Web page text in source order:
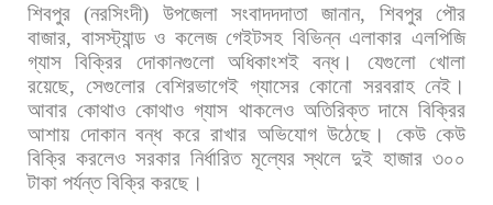
শিবপুর (নরসিংদী) উপজেলা সংবাদদদাতা জানান, শিবপুর পৌর
বাজার, বাসস্ট্যান্ড ও কলেজ গেইটসহ বিভিন্ন এলাকার এলপিজি
গ্যাস বিক্রির দোকানগুলো অধিকাংশই বন্ধ। যেগুলো খোলা
রয়েছে, সেগুলোর বেশিরভাগেই গ্যাসের কোনো সরবরাহ নেই।
আবার কোথাও কোথাও গ্যাস থাকলেও অতিরিক্ত দামে বিক্রির
আশায় দোকান বন্ধ করে রাখার অভিযোগ উঠেছে। কেউ কেউ
বিক্রি করলেও সরকার নির্ধারিত মূল্যের স্থলে দুই হাজার ৩০০
টাকা পর্যন্ত বিক্রি করছে।